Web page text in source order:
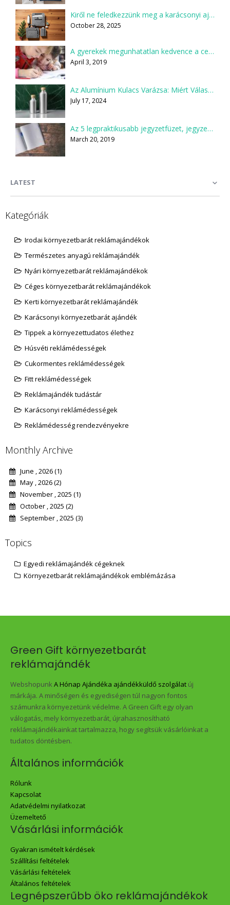
Kiről ne feledkezzünk meg a karácsonyi ajándékcsomagok összeállításakor?
October 28, 2025
A gyerekek megunhatatlan kedvence a ceruza
April 3, 2019
Az Alumínium Kulacs Varázsa: Miért Válaszd Te is?
July 17, 2024
Az 5 legpraktikusabb jegyzetfüzet, jegyzettömb
March 20, 2019
LATEST
Kategóriák
Irodai környezetbarát reklámajándékok
Természetes anyagú reklámajándék
Nyári környezetbarát reklámajándékok
Céges környezetbarát reklámajándékok
Kerti környezetbarát reklámajándék
Karácsonyi környezetbarát ajándék
Tippek a környezettudatos élethez
Húsvéti reklámédességek
Cukormentes reklámédességek
Fitt reklámédességek
Reklámajándék tudástár
Karácsonyi reklámédességek
Reklámédesség rendezvényekre
Monthly Archive
June , 2026 (1)
May , 2026 (2)
November , 2025 (1)
October , 2025 (2)
September , 2025 (3)
Topics
Egyedi reklámajándék cégeknek
Környezetbarát reklámajándékok emblémázása
Green Gift környezetbarát
reklámajándék
Webshopunk A Hónap Ajándéka ajándékküldő szolgálat új
márkája. A minőségen és egyediségen túl nagyon fontos
számunkra környezetünk védelme. A Green Gift egy olyan
válogatás, mely környezetbarát, újrahasznosítható
reklámajándékainkat tartalmazza, hogy segítsük vásárlóinkat a
tudatos döntésben.
Általános információk
Rólunk
Kapcsolat
Adatvédelmi nyilatkozat
Üzemeltető
Vásárlási információk
Gyakran ismételt kérdések
Szállítási feltételek
Vásárlási feltételek
Általános feltételek
Legnépszerűbb öko reklámajándékok